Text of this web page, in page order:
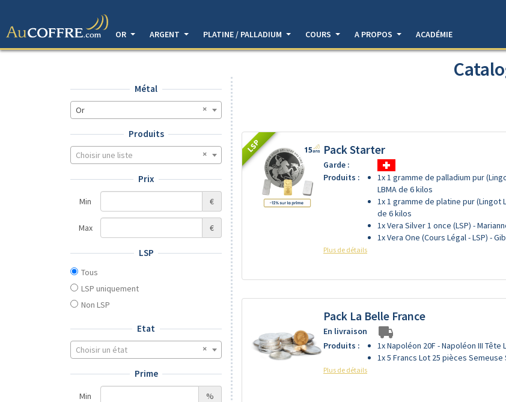
OR
ARGENT PLATINE / PALLADIUM COURS A PROPOS ACADÉMIE
Métal
Or
Produits
Choisir une liste
Prix
Min €
Max €
LSP
Tous
LSP uniquement
Non LSP
Etat
Choisir un état
Prime
Min %
LSP Pack Starter
Garde :
Produits :
1x 1 gramme de palladium pur
LBMA de 6 kilos
1x 1 gramme de platine pur (Lingot
de 6 kilos
1x Vera Silver 1 once (LSP) -
1x Vera One (Cours Légal - LSP) -
Plus de détails
Pack La Belle France
En livraison
Produits :
1x Napoléon 20F - Napoléon III Tête
1x 5 Francs Lot 25 pièces Semeuse
Plus de détails